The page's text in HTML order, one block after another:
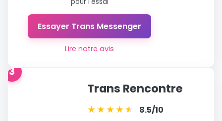
Essayer Trans Messenger
Lire notre avis
3
Trans Rencontre
★★★★★
★ 8.5/10